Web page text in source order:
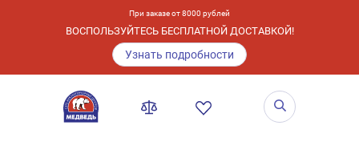
При заказе от 8000 рублей
ВОСПОЛЬЗУЙТЕСЬ БЕСПЛАТНОЙ ДОСТАВКОЙ!
Узнать подробности